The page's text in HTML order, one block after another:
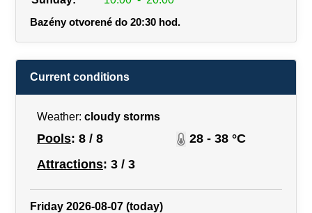
Bazény otvorené do 20:30 hod.
Current conditions
Weather: cloudy storms
Pools: 8 / 8
28 - 38 °C
Attractions: 3 / 3
Friday 2026-08-07 (today)